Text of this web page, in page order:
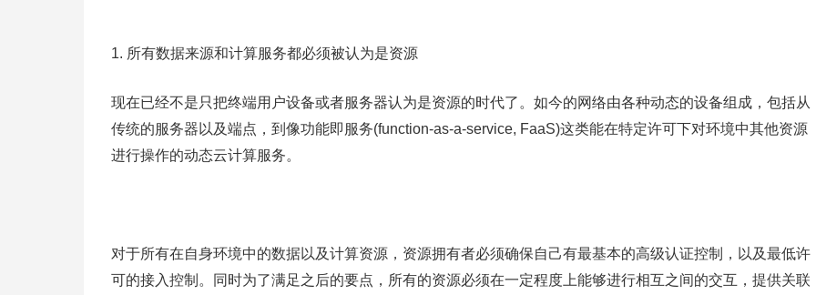
1. 所有数据来源和计算服务都必须被认为是资源
现在已经不是只把终端用户设备或者服务器认为是资源的时代了。如今的网络由各种动态的设备组成，包括从
传统的服务器以及端点，到像功能即服务(function-as-a-service, FaaS)这类能在特定许可下对环境中其他资源
进行操作的动态云计算服务。
对于所有在自身环境中的数据以及计算资源，资源拥有者必须确保自己有最基本的高级认证控制，以及最低许
可的接入控制。同时为了满足之后的要点，所有的资源必须在一定程度上能够进行相互之间的交互，提供关联